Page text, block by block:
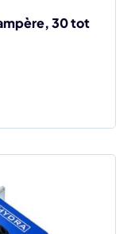
30 tot